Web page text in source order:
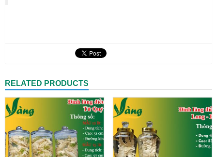
RELATED PRODUCTS